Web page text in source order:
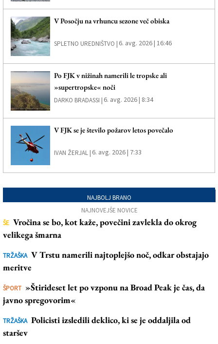
V Posočju na vrhuncu sezone več obiska
SPLETNO UREDNIŠTVO | 6. avg. 2026 | 16:46
Po FJK v nižinah namerili le tropske ali
»supertropske« noči
DARKO BRADASSI | 6. avg. 2026 | 8:34
V FJK se je število požarov letos povečalo
IVAN ŽERJAL | 6. avg. 2026 | 7:33
NAJBOLJ BRANO
NAJNOVEJŠE NOVICE
ŠE Vročina se bo, kot kaže, povečini zavlekla do okrog
velikega šmarna
TRŽAŠKA V Trstu namerili najtoplejšo noč, odkar obstajajo
meritve
ŠPORT »Štirideset let po vzponu na Broad Peak je čas, da
javno spregovorim«
TRŽAŠKA Policisti izsledili deklico, ki se je oddaljila od
staršev